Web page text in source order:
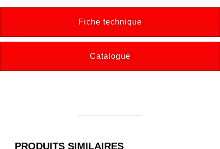
Fiche technique
Catalogue
PRODUITS SIMILAIRES